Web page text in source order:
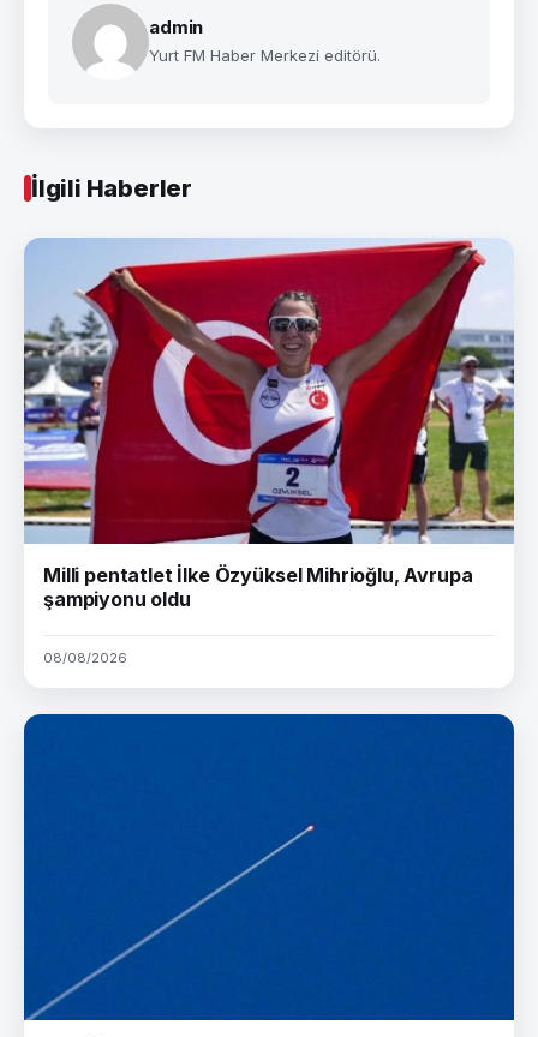
admin
Yurt FM Haber Merkezi editörü.
İlgili Haberler
Milli pentatlet İlke Özyüksel Mihrioğlu, Avrupa
şampiyonu oldu
08/08/2026